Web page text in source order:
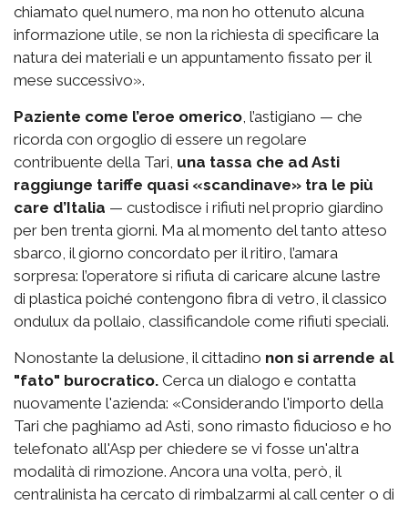
chiamato quel numero, ma non ho ottenuto alcuna
informazione utile, se non la richiesta di specificare la
natura dei materiali e un appuntamento fissato per il
mese successivo».
Paziente come l’eroe omerico, l’astigiano — che
ricorda con orgoglio di essere un regolare
contribuente della Tari, una tassa che ad Asti
raggiunge tariffe quasi «scandinave» tra le più
care d’Italia — custodisce i rifiuti nel proprio giardino
per ben trenta giorni. Ma al momento del tanto atteso
sbarco, il giorno concordato per il ritiro, l’amara
sorpresa: l’operatore si rifiuta di caricare alcune lastre
di plastica poiché contengono fibra di vetro, il classico
ondulux da pollaio, classificandole come rifiuti speciali.
Nonostante la delusione, il cittadino non si arrende al
"fato" burocratico. Cerca un dialogo e contatta
nuovamente l'azienda: «Considerando l'importo della
Tari che paghiamo ad Asti, sono rimasto fiducioso e ho
telefonato all'Asp per chiedere se vi fosse un'altra
modalità di rimozione. Ancora una volta, però, il
centralinista ha cercato di rimbalzarmi al call center o di